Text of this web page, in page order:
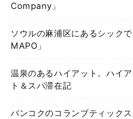
Company」
ソウルの麻浦区にあるシック
MAPO」
温泉のあるハイアット。ハイ
ト＆スパ滞在記
バンコクのコランブティック